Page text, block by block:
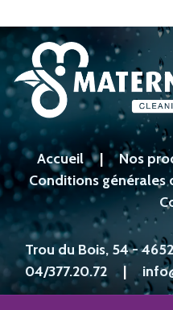
Accueil|Nos
Conditions générales
Trou du Bois, 54 -
04/377.20.72 |